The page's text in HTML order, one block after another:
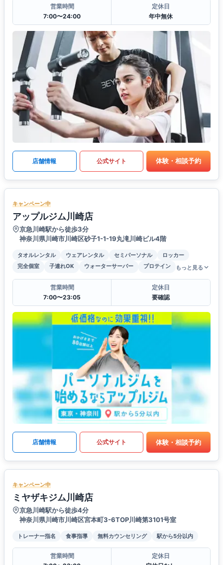
営業時間
7:00〜24:00
定休日
年中無休
店舗情報 公式サイト 体験・相談予約
キャンペーン中
アップルジム川崎店
京急川崎駅から徒歩3分
神奈川県川崎市川崎区砂子1-1-19丸滝川崎ビル4階
タオルレンタル ウェアレンタル セミパーソナル
ロッカー
完全個室
子連れOK ウォーターサーバー プロテイン もっと見る
営業時間
7:00〜23:05
定休日
要確認
店舗情報 公式サイト 体験・相談予約
キャンペーン中
ミヤザキジム川崎店
京急川崎駅から徒歩4分
神奈川県川崎市川崎区宮本町3-6TOP川崎第3101号室
トレーナー指名 食事指導 無料カウンセリング 駅から5分以内
営業時間
定休日